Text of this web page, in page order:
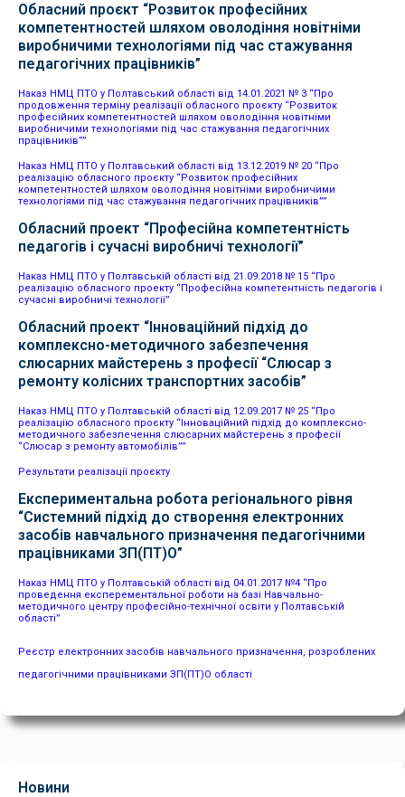
Обласний проєкт “Розвиток професійних
компетентностей шляхом оволодіння новітніми
виробничими технологіями під час стажування
педагогічних працівників”
Наказ НМЦ ПТО у Полтавський області від 14.01.2021 № 3 “Про
продовження терміну реалізації обласного проєкту “Розвиток
професійних компетентностей шляхом оволодіння новітніми
виробничими технологіями під час стажування педагогічних
працівників””
Наказ НМЦ ПТО у Полтавський області від 13.12.2019 № 20 “Про
реалізацію обласного проєкту “Розвиток професійних
компетентностей шляхом оволодіння новітніми виробничими
технологіями під час стажування педагогічних працівників””
Обласний проект “Професійна компетентність
педагогів і сучасні виробничі технології”
Наказ НМЦ ПТО у Полтавській області від 21.09.2018 № 15 “Про
реалізацію обласного проекту “Професійна компетентність педагогів і
сучасні виробничі технології”
Обласний проект “Інноваційний підхід до
комплексно-методичного забезпечення
слюсарних майстерень з професії “Слюсар з
ремонту колісних транспортних засобів”
Наказ НМЦ ПТО у Полтавській області від 12.09.2017 № 25 “Про
реалізацію обласного проєкту “Інноваційний підхід до комплексно-
методичного забезпечення слюсарних майстерень з професії
“Слюсар з ремонту автомобілів””
Результати реалізації проєкту
Експериментальна робота регіонального рівня
“Системний підхід до створення електронних
засобів навчального призначення педагогічними
працівниками ЗП(ПТ)О”
Наказ НМЦ ПТО у Полтавській області від 04.01.2017 №4 “Про
проведення експерементальної роботи на базі Навчально-
методичного центру професійно-технічної освіти у Полтавській
області”
Реєстр електронних засобів навчального призначення, розроблених
педагогічними працівниками ЗП(ПТ)О області
Новини